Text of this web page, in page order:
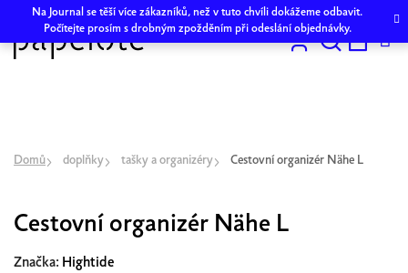
obsah
Na Journal se těší více zákazníků, než v tuto chvíli dokážeme odbavit.
Počítejte prosím s drobným zpožděním při odeslání objednávky.
Hledat
Domů doplňky tašky a organizéry Cestovní organizér Nähe L
Cestovní organizér Nähe L
Značka: Hightide